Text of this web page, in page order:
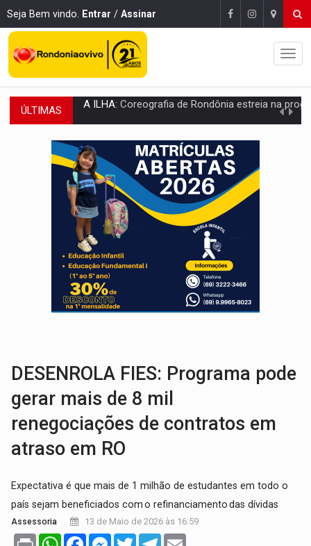
Seja Bem vindo. Entrar / Assinar
ÚLTIMAS ELEIÇÕES 2026:Sgt. Mouza esclarece 'erro de digitação' em declaração de
JUDICIÁRIO:Sinjur parabeniza servidores pelo adicional de incentivo com
Publicação Legal:AVISO DE LICITAÇÃO: Pregão Eletrônico Nº 12/2026
BR-364:Polícia apreende mais de uma tonelada de drogas em fundo
EMOCIONE: PRESENTES: Confira os sorteados na promoção
VOVÔ LADRÃO: Idoso é filmado furtando bicicleta na frente
JUSTIÇA: Comarca de Nova Mamoré terá seu primeiro
ADAILTON FÚRIA: Assessoria denuncia suposto ataque com perfis
DESENROLA FIES: Programa pode
gerar mais de 8 mil
renegociações de contratos em
atraso em RO
Expectativa é que mais de 1 milhão de estudantes em todo o
país sejam beneficiados com o refinanciamento das dívidas
Assessoria 13 de Maio de 2026 às 16:59
Print WhatsAppFacebookMessenger
TwitterTelegram